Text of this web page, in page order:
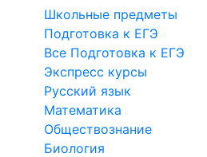
Школьные предметы
Подготовка к ЕГЭ
Все Подготовка к ЕГЭ
Экспресс курсы
Русский язык
Математика
Обществознание
Биология